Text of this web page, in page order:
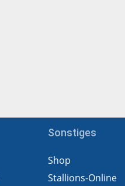
Sonstiges
Shop
Stallions-Online